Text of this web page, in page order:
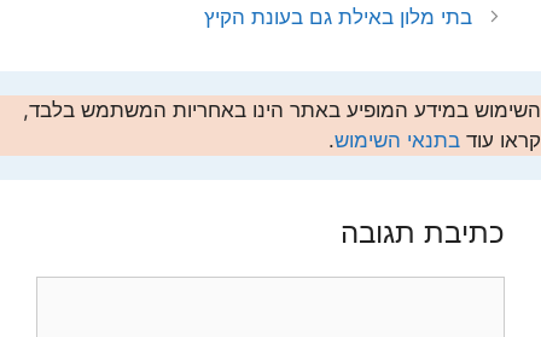
בתי מלון באילת גם בעונת הקיץ
השימוש במידע המופיע באתר הינו באחריות המשתמש בלבד,
קראו עוד בתנאי השימוש.
כתיבת תגובה